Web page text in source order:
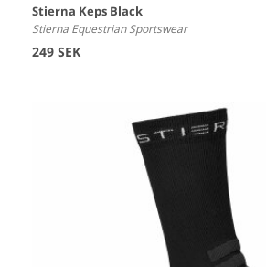
Stierna Keps Black
Stierna Equestrian Sportswear
249 SEK